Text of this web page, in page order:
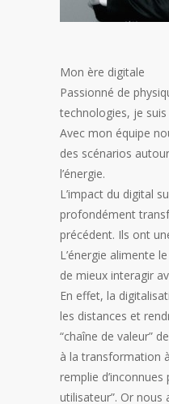
Mon ère digitale
Passionné de
technologies, je
Avec mon équipe
des scénarios
l’énergie.
L’impact du digital
profondément
précédent. Ils ont
L’énergie alimente
de mieux interagir
En effet, la
les distances et
“chaîne de valeur”
à la transformation
remplie d’inconnues
utilisateur”. Or nous